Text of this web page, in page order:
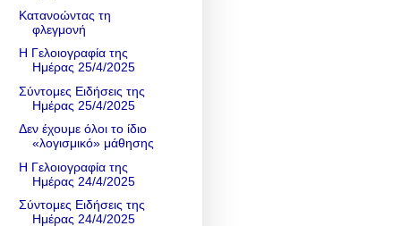
Κατανοώντας τη
φλεγμονή
Η Γελοιογραφία της
Ημέρας 25/4/2025
Σύντομες Ειδήσεις της
Ημέρας 25/4/2025
Δεν έχουμε όλοι το ίδιο
«λογισμικό» μάθησης
Η Γελοιογραφία της
Ημέρας 24/4/2025
Σύντομες Ειδήσεις της
Ημέρας 24/4/2025